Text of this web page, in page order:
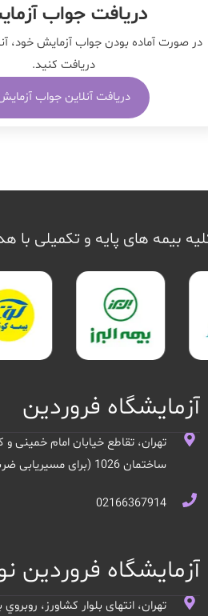
دریافت جواب
در صورت آماده بودن جواب آزمایش خود،
دریافت کنید.
دریافت آنلاین جواب
بیمه های پایه و تکمیلی
آزمایشگاه فروردین
تهران، تقاطع خیابان امام خمینی و
ساختمان 1026 (برای مسیریابی ضربه بزنید)
02166367914
آزمایشگاه فروردین
تهران، انتهای بلوار کشاورز،